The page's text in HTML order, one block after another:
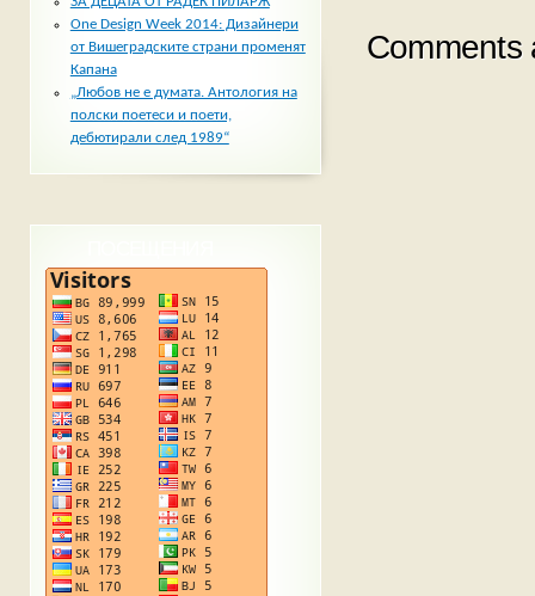
Comments
One Design Week 2014: Дизайнери
от Вишеградските страни променят
Капана
„Любов не е думата. Антология на
полски поетеси и поети,
дебютирали след 1989“